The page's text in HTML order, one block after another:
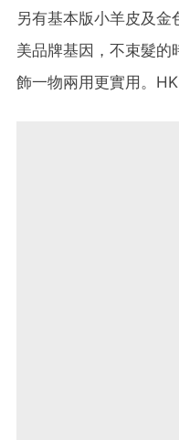
另有基本版小羊皮及
美品牌基因，不束髮的
飾一物兩用更實用。